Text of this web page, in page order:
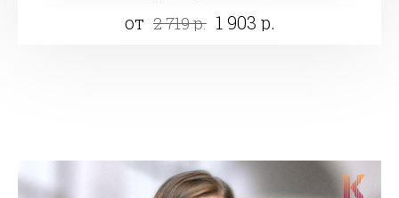
от 2 719 р. 1 903 р.